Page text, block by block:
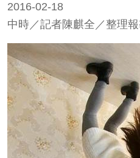
2016-02-18
中時／記者陳麒全／整理